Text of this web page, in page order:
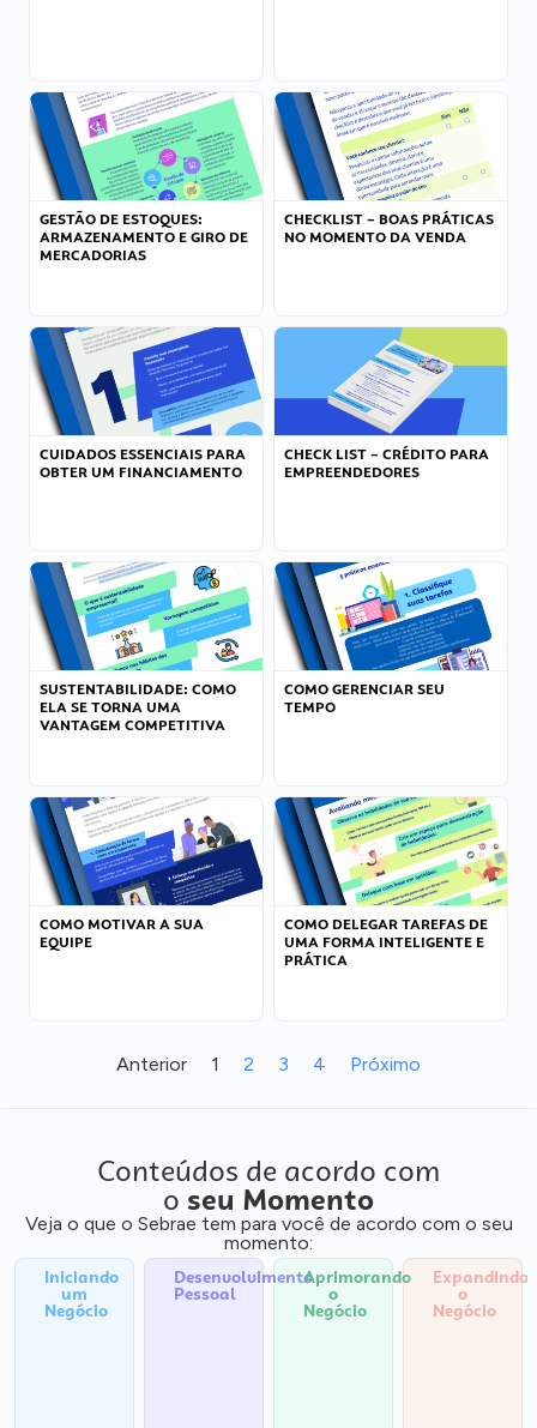
GESTÃO DE ESTOQUES:
ARMAZENAMENTO E GIRO DE
MERCADORIAS
CHECKLIST – BOAS PRÁTICAS
NO MOMENTO DA VENDA
CUIDADOS ESSENCIAIS PARA
OBTER UM FINANCIAMENTO
CHECK LIST – CRÉDITO PARA
EMPREENDEDORES
SUSTENTABILIDADE: COMO
ELA SE TORNA UMA
VANTAGEM COMPETITIVA
COMO GERENCIAR SEU
TEMPO
COMO MOTIVAR A SUA
EQUIPE
COMO DELEGAR TAREFAS DE
UMA FORMA INTELIGENTE E
PRÁTICA
Anterior 1 2 3 4 Próximo
Conteúdos de acordo com
o seu Momento
Veja o que o Sebrae tem para você de acordo com o seu
momento:
Iniciando
um
Negócio
Desenvolvimento
Pessoal
Aprimorando
o
Negócio
Expandindo
o
Negócio